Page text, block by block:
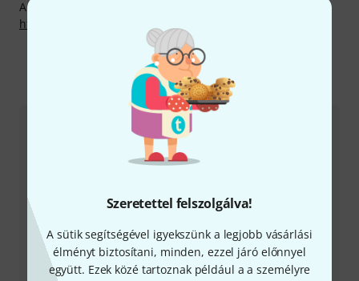
Szeretettel felszolgálva!
A sütik segítségével igyekszünk a legjobb vásárlási
élményt biztosítani, minden, ezzel járó előnnyel
együtt. Ezek közé tartoznak például a a személyre
A gyártóval kapcsolatban itt találsz bővebb tájékoztatást:
http://www.labella.com
Így érhetsz el minket
Ügyfélszolgálat - Magyarország
+49-9546-9223-531
Ügyfélszolgálatunk minden kérdés és észrevétel esetén